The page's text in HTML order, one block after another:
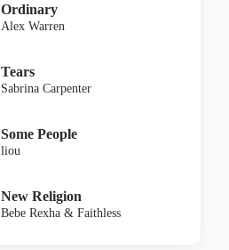
Ordinary
Alex Warren
Tears
Sabrina Carpenter
Some People
liou
New Religion
Bebe Rexha & Faithless